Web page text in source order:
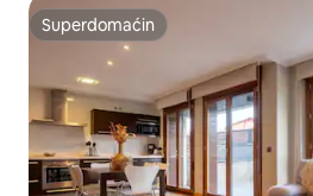
Superdomaćin
Superdomaćin